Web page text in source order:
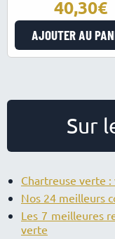
40,30
AJOUTER AU
Sur
Chartreuse verte
Nos 24 meilleurs
Les 7 meilleures
verte